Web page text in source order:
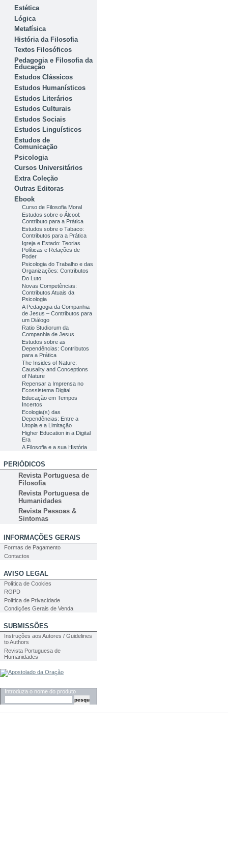
Estética
Lógica
Metafísica
História da Filosofia
Textos Filosóficos
Pedagogia e Filosofia da
Educação
Estudos Clássicos
Estudos Humanísticos
Estudos Literários
Estudos Culturais
Estudos Sociais
Estudos Linguísticos
Estudos de
Comunicação
Psicologia
Cursos Universitários
Extra Coleção
Outras Editoras
Ebook
Curso de Filosofia Moral
Estudos sobre o Álcool:
Contributo para a Prática
Estudos sobre o Tabaco:
Contributos para a Prática
Igreja e Estado: Teorias
Políticas e Relações de
Poder
Psicologia do Trabalho e das
Organizações: Contributos
Do Luto
Novas Competências:
Contributos Atuais da
Psicologia
A Pedagogia da Companhia
de Jesus – Contributos para
um Diálogo
Ratio Studiorum da
Companhia de Jesus
Estudos sobre as
Dependências: Contributos
para a Prática
The Insides of Nature:
Causality and Conceptions
of Nature
Repensar a Imprensa no
Ecossistema Digital
Educação em Tempos
Incertos
Ecologia(s) das
Dependências: Entre a
Utopia e a Limitação
Higher Education in a Digital
Era
A Filosofia e a sua História
PERIÓDICOS
Revista Portuguesa de
Filosofia
Revista Portuguesa de
Humanidades
Revista Pessoas &
Sintomas
INFORMAÇÕES GERAIS
Formas de Pagamento
Contactos
AVISO LEGAL
Política de Cookies
RGPD
Política de Privacidade
Condições Gerais de Venda
SUBMISSÕES
Instruções aos Autores / Guidelines
to Authors
Revista Portuguesa de
Humanidades
Introduza o nome do produto